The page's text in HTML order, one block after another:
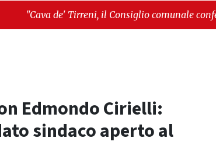
comunale conferma Sara Fariello.
ammessa alla fase europea per l’IGP"
Edmondo Cirielli:
sindaco aperto al